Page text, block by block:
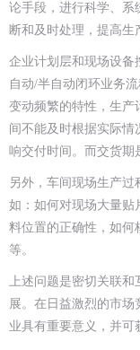
论手段，进行科学、系
断和及时处理，提高生
企业计划层和现场设备
自动/半自动闭环业务
变动频繁的特性，生产
间不能及时根据实际情
响交付时间。而交货期
另外，车间现场生产过
如：如何对现场大量贴
料位置的正确性，如何
等。
上述问题是密切关联
展。在日益激烈的市场
业具有重要意义，并可